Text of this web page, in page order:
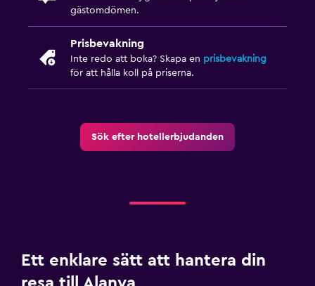
gästomdömen.
Prisbevakning
Inte redo att boka? Skapa en prisbevakning
för att hålla koll på priserna.
Sök efter hotellerbjudanden
Ett enklare sätt att hantera din